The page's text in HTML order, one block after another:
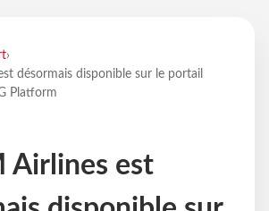
›
désormais disponible sur le portail
Platform
Airlines est